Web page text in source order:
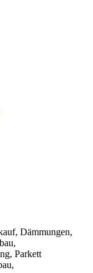
Dämmungen,
Parkett